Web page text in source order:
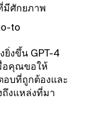
มีศักยภาพ
to
ยิ่งขึ้น GPT-4
อคุณขอให้
อบที่ถูกต้องและ
งแหล่งที่มา